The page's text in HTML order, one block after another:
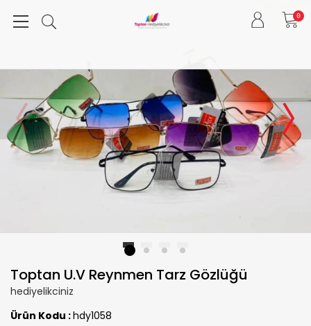
0
2 3 4
Toptan U.V Reynmen Tarz Gözlüğü
hediyelikciniz
Ürün Kodu :hdy1058